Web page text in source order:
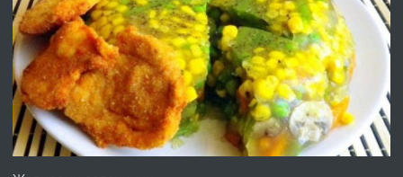
ПРЕДЛАГА
Първи поход "По стъпките на Ангел
Войвода"
преди 1 година
ПРЕДЛАГА
Монтажник на малки детайли за